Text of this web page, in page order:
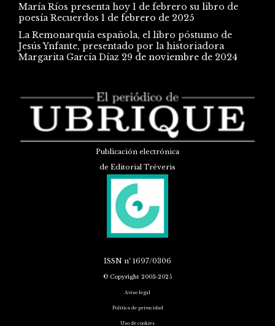
María Ríos presenta hoy 1 de febrero su libro de
poesía Recuerdos 1 de febrero de 2025
La Remonarquía española, el libro póstumo de
Jesús Ynfante, presentado por la historiadora
Margarita García Díaz 29 de noviembre de 2024
Publicación electrónica
de Editorial Tréveris
ISSN nº 1697/0306
© Copyright 2003-2025
Aviso legal
Política de privacidad
Uso de cookies